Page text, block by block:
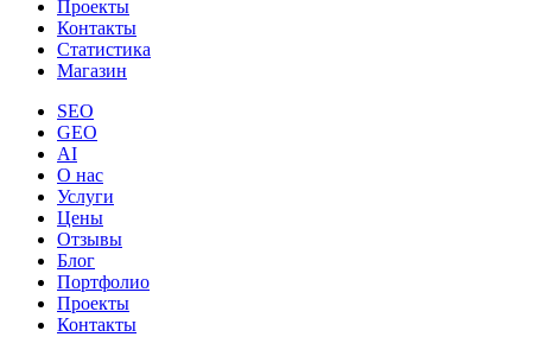
Проекты
Контакты
Статистика
Магазин
SEO
GEO
AI
О нас
Услуги
Цены
Отзывы
Блог
Портфолио
Проекты
Контакты